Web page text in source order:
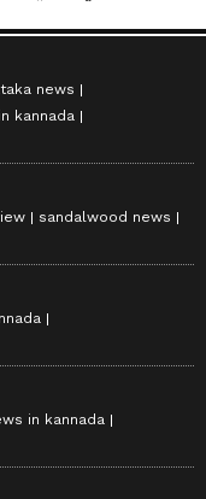
news
kannada
sandalwood news
in kannada